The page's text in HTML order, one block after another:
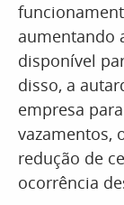
aumentando
disponível
disso, a
empresa
vazamentos,
redução de
ocorrência